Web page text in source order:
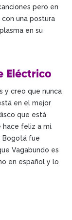
pero en
una postura
en su
Eléctrico
y creo que nunca
en el mejor
que está
feliz a mí.
Bogotá fue
Vagabundo es
en español y lo